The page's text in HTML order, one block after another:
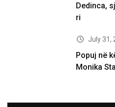
Dedinca,
ri
July 31,
Popuj në
Monika